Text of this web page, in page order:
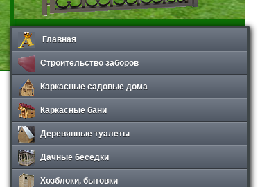
Главная
Строительство заборов
Каркасные садовые дома
Каркасные бани
Деревянные туалеты
Дачные беседки
Хозблоки, бытовки